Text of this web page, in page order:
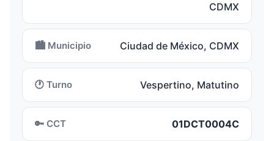
CDMX
🏙️ Municipio Ciudad de México, CDMX
🕐 Turno Vespertino, Matutino
🔑 CCT 01DCT0004C